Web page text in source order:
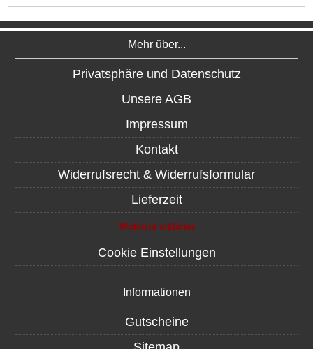
Mehr über...
Privatsphäre und Datenschutz
Unsere AGB
Impressum
Kontakt
Widerrufsrecht & Widerrufsformular
Lieferzeit
Widerruf erklären
Cookie Einstellungen
Informationen
Gutscheine